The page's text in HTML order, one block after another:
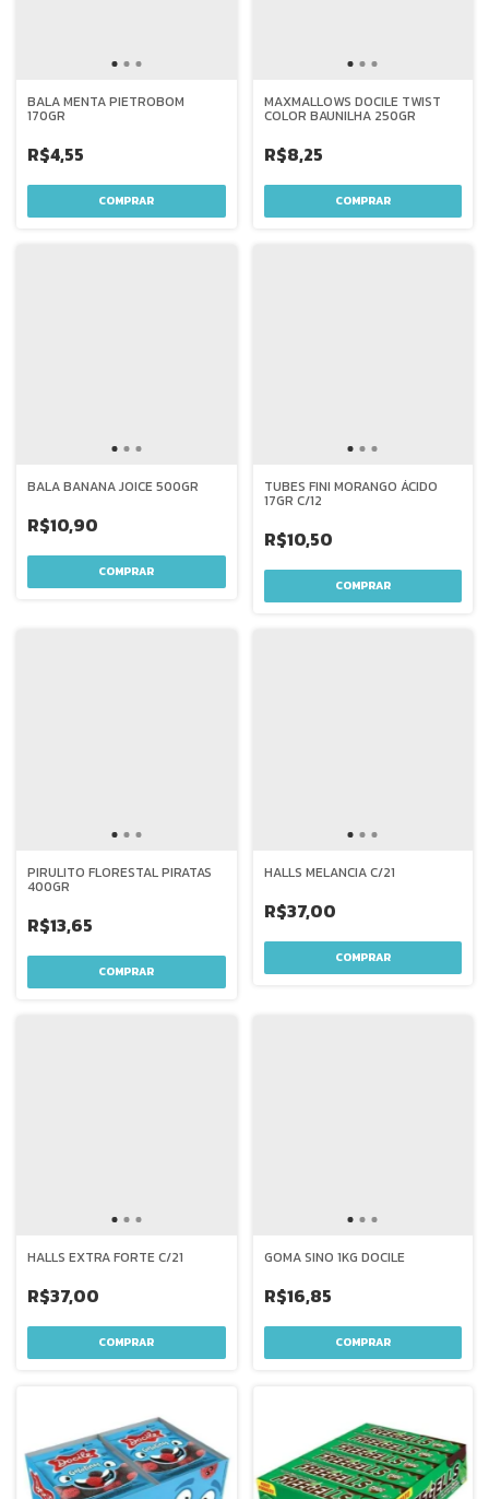
BALA MENTA PIETROBOM
170GR
R$4,55
MAXMALLOWS DOCILE TWIST
COLOR BAUNILHA 250GR
R$8,25
BALA BANANA JOICE 500GR
R$10,90
TUBES FINI MORANGO ÁCIDO
17GR C/12
R$10,50
PIRULITO FLORESTAL PIRATAS
400GR
R$13,65
HALLS MELANCIA C/21
R$37,00
HALLS EXTRA FORTE C/21
R$37,00
GOMA SINO 1KG DOCILE
R$16,85